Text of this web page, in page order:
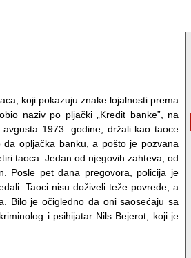
koji pokazuju znake lojalnosti prema
naziv po pljački „Kredit banke”, na
1973. godine, držali kao taoce
opljačka banku, a pošto je pozvana
taoca. Jedan od njegovih zahteva, od
Posle pet dana pregovora, policija je
Taoci nisu doživeli teže povrede, a
Bilo je očigledno da oni saosećaju sa
i psihijatar Nils Bejerot, koji je